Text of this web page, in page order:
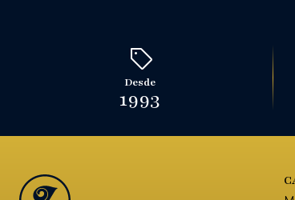
Desde
1993